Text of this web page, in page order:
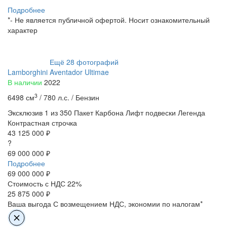
Подробнее
*- Не является публичной офертой. Носит ознакомительный
характер
Ещё 28 фотографий
Lamborghini Aventador Ultimae
В наличии 2022
6498 см3 / 780 л.с. / Бензин
Эксклюзив 1 из 350 Пакет Карбона Лифт подвески Легенда
Контрастная строчка
43 125 000 ₽
?
69 000 000 ₽
Подробнее
69 000 000 ₽
Стоимость с НДС 22%
25 875 000 ₽
Ваша выгода С возмещением НДС, экономии по налогам*